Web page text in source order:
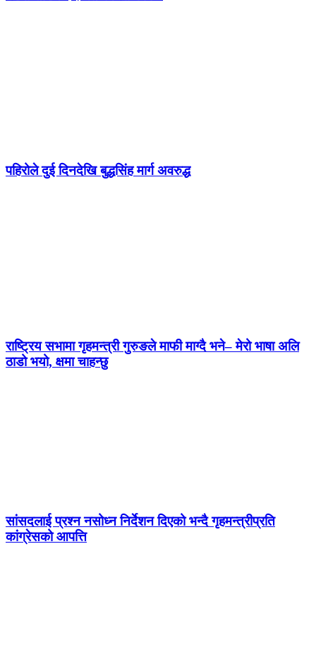
पहिरोले दुई दिनदेखि बुद्धसिंह मार्ग अवरुद्ध
राष्ट्रिय सभामा गृहमन्त्री गुरुङले माफी माग्दै भने– मेरो भाषा अलि
ठाडो भयो, क्षमा चाहन्छु
सांसदलाई प्रश्न नसोध्न निर्देशन दिएको भन्दै गृहमन्त्रीप्रति
कांग्रेसको आपत्ति